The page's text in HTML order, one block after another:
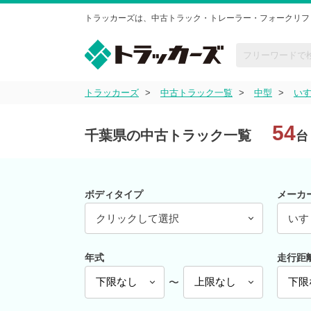
トラッカーズは、中古トラック・トレーラー・フォークリ
トラッカーズ 中古トラック一覧 中型 い
千葉県の中古トラック一覧 54台
ボディタイプ
クリックして選択
メーカ
い
年式
〜
走行距